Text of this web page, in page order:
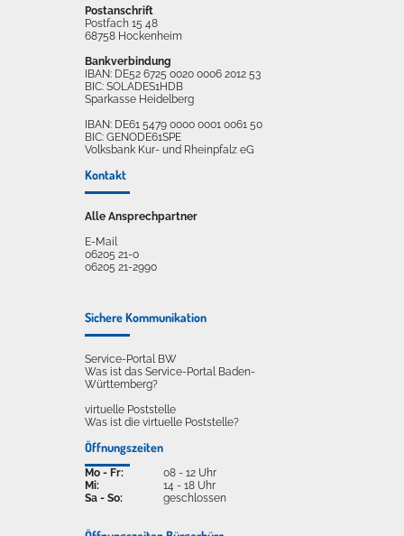
Postanschrift
Postfach 15 48
68758 Hockenheim
Bankverbindung
IBAN: DE52 6725 0020 0006 2012 53
BIC: SOLADES1HDB
Sparkasse Heidelberg
IBAN: DE61 5479 0000 0001 0061 50
BIC: GENODE61SPE
Volksbank Kur- und Rheinpfalz eG
Kontakt
Alle Ansprechpartner
E-Mail
06205 21-0
06205 21-2990
Sichere Kommunikation
Service-Portal BW
Was ist das Service-Portal Baden-
Württemberg?
virtuelle Poststelle
Was ist die virtuelle Poststelle?
Öffnungszeiten
Mo - Fr:
Mi:
Sa - So:
08 - 12 Uhr
14 - 18 Uhr
geschlossen